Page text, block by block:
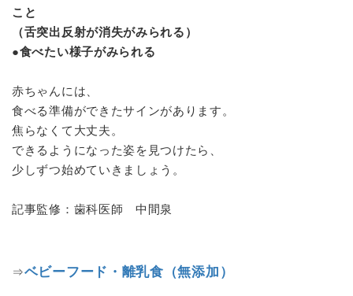
こと
（舌突出反射が消失がみられる）
●食べたい様子がみられる
赤ちゃんには、
食べる準備ができたサインがあります。
焦らなくて大丈夫。
できるようになった姿を見つけたら、
少しずつ始めていきましょう。
記事監修：歯科医師 中間泉
⇒ベビーフード・離乳食（無添加）